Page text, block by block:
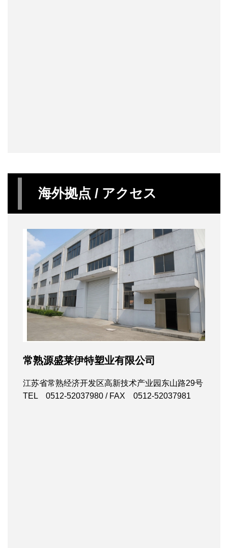
海外拠点 / アクセス
常熟源盛莱伊特塑业有限公司
江苏省常熟经济开发区高新技术产业园东山路29号
TEL 0512-52037980 / FAX 0512-52037981